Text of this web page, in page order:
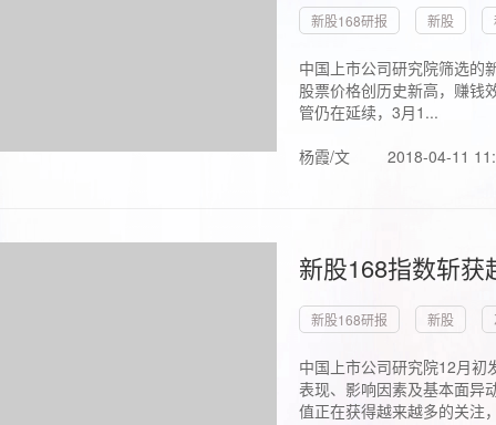
新股168研报 新股
中国上市公司研究院筛选的
股票价格创历史新高，赚钱
管仍在延续，3月1...
杨霞/文
2018-04-11
新股168指数斩
新股168研报 新股
中国上市公司研究院12月初
表现、影响因素及基本面异
值正在获得越来越多的关注